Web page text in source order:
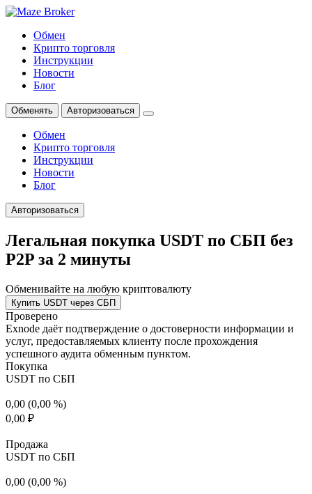
Обмен
Крипто торговля
Инструкции
Новости
Блог
Обменять Авторизоваться
Обмен
Крипто торговля
Инструкции
Новости
Блог
Авторизоваться
Легальная покупка USDT по СБП без
P2P за 2 минуты
Обменивайте на любую криптовалюту
Купить USDT через СБП
Проверено
Exnode даёт подтверждение о достоверности информации и
услуг, предоставляемых клиенту после прохождения
успешного аудита обменным пунктом.
Покупка
USDT по СБП
0,00 (0,00 %)
0,00 ₽
Продажа
USDT по СБП
0,00 (0,00 %)